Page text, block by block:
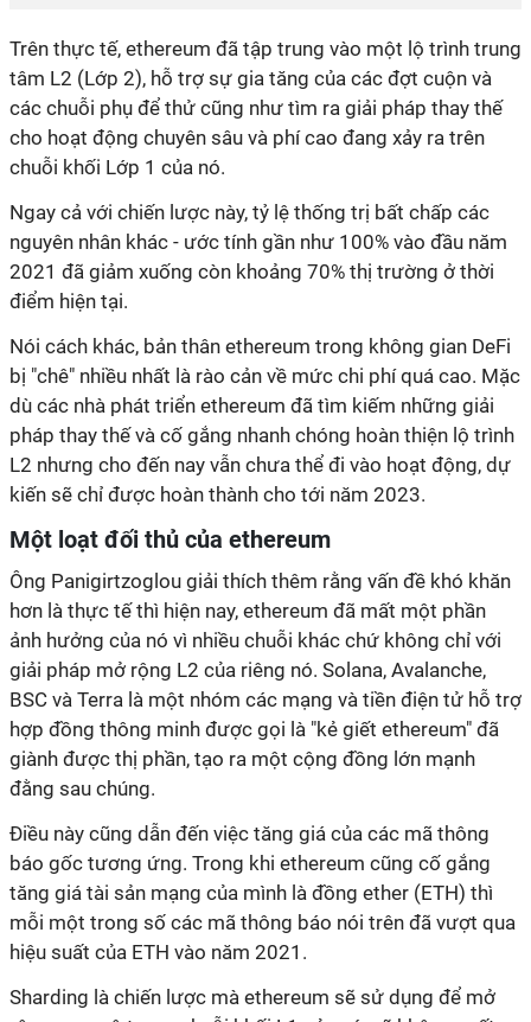
Trên thực tế, ethereum đã tập trung vào một lộ trình trung
tâm L2 (Lớp 2), hỗ trợ sự gia tăng của các đợt cuộn và
các chuỗi phụ để thử cũng như tìm ra giải pháp thay thế
cho hoạt động chuyên sâu và phí cao đang xảy ra trên
chuỗi khối Lớp 1 của nó.
Ngay cả với chiến lược này, tỷ lệ thống trị bất chấp các
nguyên nhân khác - ước tính gần như 100% vào đầu năm
2021 đã giảm xuống còn khoảng 70% thị trường ở thời
điểm hiện tại.
Nói cách khác, bản thân ethereum trong không gian DeFi
bị "chê" nhiều nhất là rào cản về mức chi phí quá cao. Mặc
dù các nhà phát triển ethereum đã tìm kiếm những giải
pháp thay thế và cố gắng nhanh chóng hoàn thiện lộ trình
L2 nhưng cho đến nay vẫn chưa thể đi vào hoạt động, dự
kiến sẽ chỉ được hoàn thành cho tới năm 2023.
Một loạt đối thủ của ethereum
Ông Panigirtzoglou giải thích thêm rằng vấn đề khó khăn
hơn là thực tế thì hiện nay, ethereum đã mất một phần
ảnh hưởng của nó vì nhiều chuỗi khác chứ không chỉ với
giải pháp mở rộng L2 của riêng nó. Solana, Avalanche,
BSC và Terra là một nhóm các mạng và tiền điện tử hỗ trợ
hợp đồng thông minh được gọi là "kẻ giết ethereum" đã
giành được thị phần, tạo ra một cộng đồng lớn mạnh
đằng sau chúng.
Điều này cũng dẫn đến việc tăng giá của các mã thông
báo gốc tương ứng. Trong khi ethereum cũng cố gắng
tăng giá tài sản mạng của mình là đồng ether (ETH) thì
mỗi một trong số các mã thông báo nói trên đã vượt qua
hiệu suất của ETH vào năm 2021.
Sharding là chiến lược mà ethereum sẽ sử dụng để mở